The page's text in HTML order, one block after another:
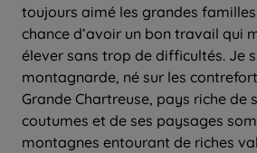
toujours aimé les grandes familles
chance d’avoir un bon travail qui
élever sans trop de difficultés. Je
montagnarde, né sur les
Grande Chartreuse, pays riche de
coutumes et de ses paysages
montagnes entourant de riches